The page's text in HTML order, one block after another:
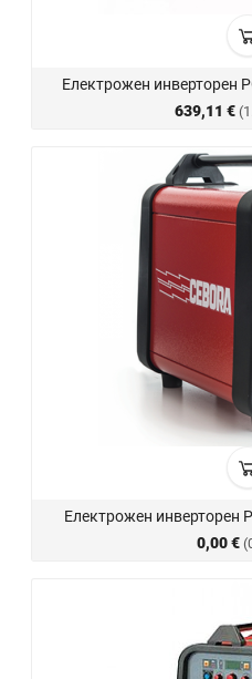
Електрожен инверторен
639,11 €
Електрожен инверторен
0,00 €